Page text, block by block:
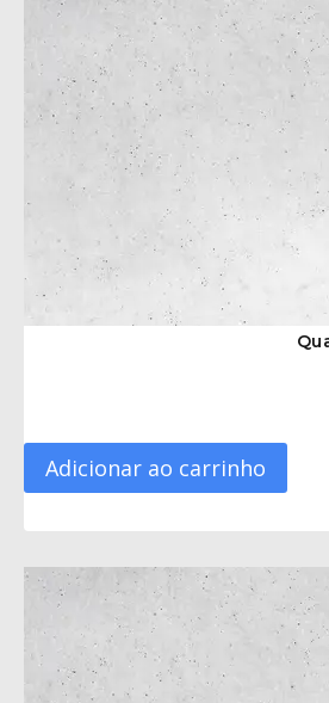
Adicionar ao carrinho